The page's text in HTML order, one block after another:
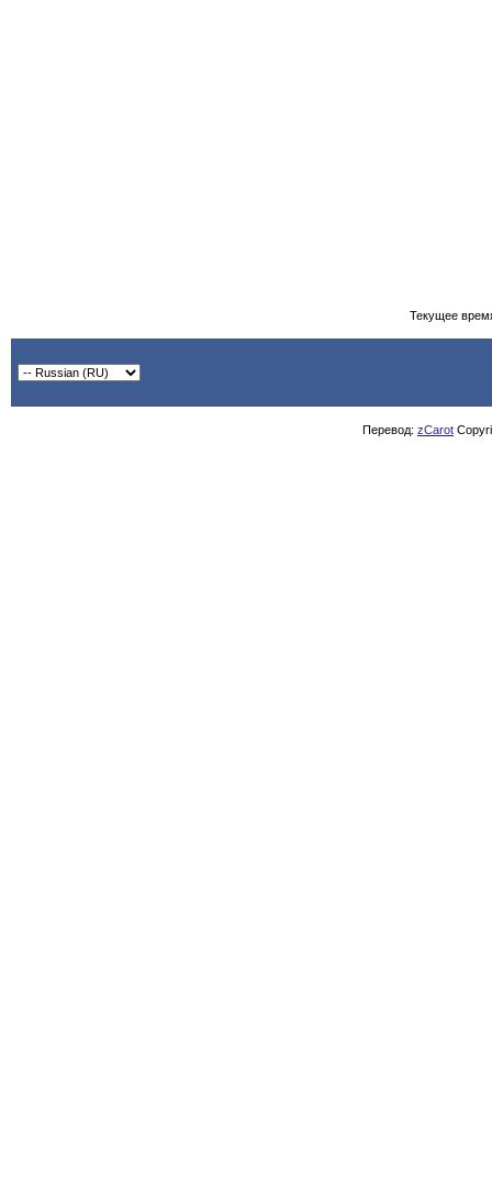
Текущее
Перевод: zCarot